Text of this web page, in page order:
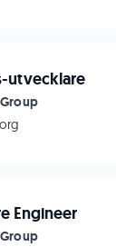
utvecklare
Engineer